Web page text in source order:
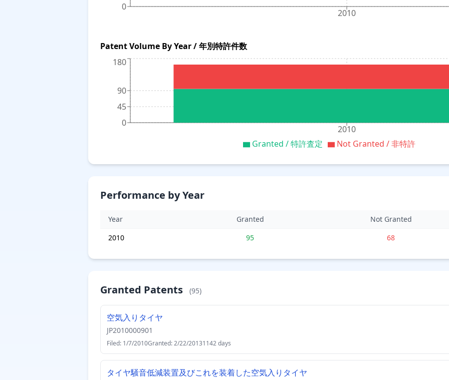
2010
0
Patent Volume By Year / 年別特許件数
2010
0
45
90
180
Granted / 特許査定 Not Granted / 非特許
Performance by Year
Year Granted
Not Granted
2010
95 68
Granted Patents (95)
空気入りタイヤ
JP2010000901
Filed: 1/7/2010Granted: 2/22/20131142 days
タイヤ騒音低減装置及びこれを装着した空気入りタイヤ